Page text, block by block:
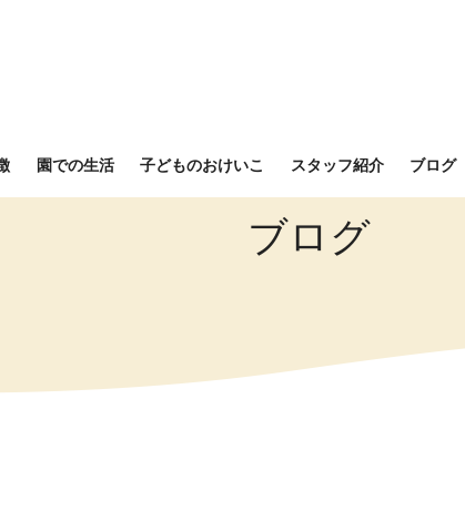
園での生活 子どものおけいこ スタッフ紹介 ブログ
ブログ